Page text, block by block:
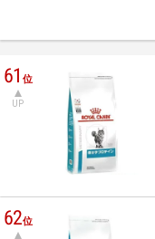
61位
UP
62位